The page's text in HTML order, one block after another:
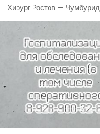
Хирург Ростов —